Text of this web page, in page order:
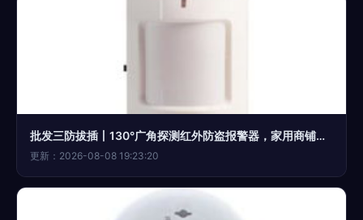
批发三防拔插丨130°广角探测红外防盗报警器，家用商铺双场景适配指南
更新：2026-08-08 19:23:20